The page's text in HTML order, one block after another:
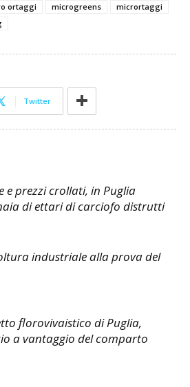
ortaggi microgreens
micrortaggi
Twitter
e prezzi crollati, in Puglia
di ettari di carciofo distrutti
industriale alla prova del
florovivaistico di Puglia,
a vantaggio del comparto